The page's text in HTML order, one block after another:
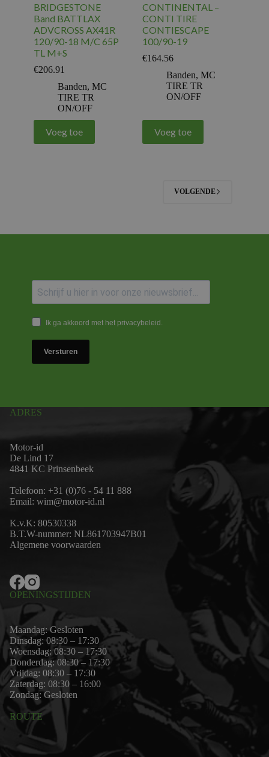
BRIDGESTONE
Band BATTLAX
ADVCROSS AX41R
120/90-18 M/C 65P
TL M+S
€206.91
Banden, MC
TIRE TR
ON/OFF
Voeg toe
CONTINENTAL –
CONTI TIRE
CONTIESCAPE
100/90-19
€164.56
Banden, MC
TIRE TR
ON/OFF
Voeg toe
VOLGENDE
Ik ga akkoord met het privacybeleid.
Versturen
ADRES
Motor-id
De Lind 17
4841 KC Prinsenbeek
Telefoon: +31 (0)76 - 54 11 888
Email: wim@motor-id.nl
K.v.K: 80530338
B.T.W-nummer: NL861703947B01
Algemene voorwaarden
OPENINGSTIJDEN
Maandag: Gesloten
Dinsdag: 08:30 – 17:30
Woensdag: 08:30 – 17:30
Donderdag: 08:30 – 17:30
Vrijdag: 08:30 – 17:30
Zaterdag: 08:30 – 16:00
Zondag: Gesloten
ROUTE